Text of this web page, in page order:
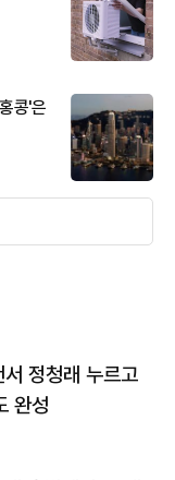
콩'은
서 정청래 누르고
완성